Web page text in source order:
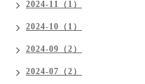
2024-11（1）
2024-10（1）
2024-09（2）
2024-07（2）